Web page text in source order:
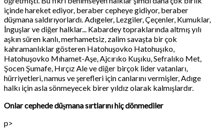
içinde hareket ediyor, beraber cepheye gidiyor, beraber
düşmana saldırıyorlardı. Adıgeler, Lezgiler, Çeçenler, Kumuklar,
İnguşlar ve diğer halklar... Kabardey topraklarında altmış yılı
aşkın süren kanlı, merhametsiz, zalim savaşta bir çok
kahramanlıklar gösteren Hatohuşovko Hatohuşıko,
Hatohuşovko Mıhamet-Aşe, Ajcırıko Kuşıku, Sefralıko Met,
Şocen Şumafe, Hırçız Ale ve diğer birçok lider vatanları,
hürriyetleri, namus ve şerefleri için canlarını vermişler, Adıge
halkı için asla sönmeyecek birer yıldız olarak kalmışlardır.
Onlar cephede düşmana sırtlarını hiç dönmediler
p>